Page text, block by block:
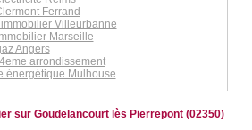
Ferrand
Villeurbanne
Marseille
Angers
arrondissement
énergétique Mulhouse
sur Goudelancourt lès Pierrepont (02350)